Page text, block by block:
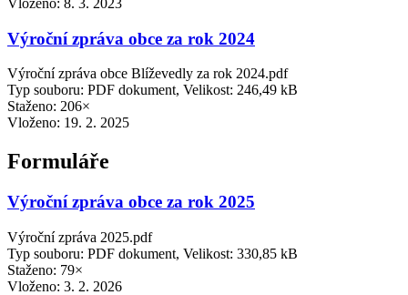
Výroční zpráva obce za rok 2024
Výroční zpráva obce Blíževedly za rok 2024.pdf
Typ souboru: PDF dokument, Velikost: 246,49 kB
Staženo: 206×
Vloženo: 19. 2. 2025
Formuláře
Výroční zpráva obce za rok 2025
Výroční zpráva 2025.pdf
Typ souboru: PDF dokument, Velikost: 330,85 kB
Staženo: 79×
Vloženo: 3. 2. 2026